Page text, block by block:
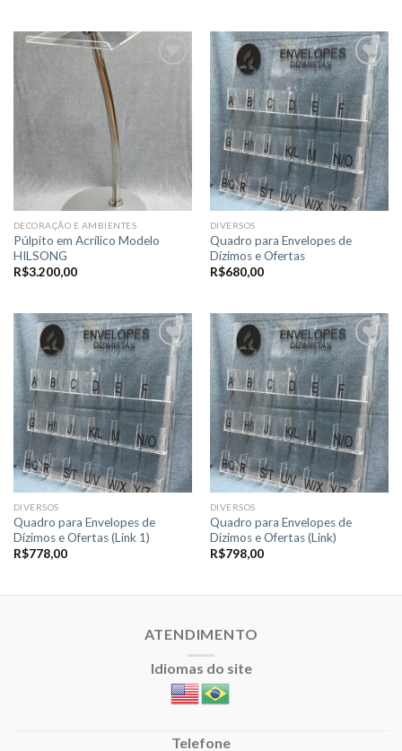
DECORAÇÃO E AMBIENTES
Púlpito em Acrílico Modelo
HILSONG
R$3.200,00
Adicionar
a lista de
desejos
DIVERSOS
Quadro para Envelopes de
Dízimos e Ofertas
R$680,00
Adicionar
a lista de
desejos
DIVERSOS
Quadro para Envelopes de
Dízimos e Ofertas (Link 1)
R$778,00
Adicionar
a lista de
desejos
DIVERSOS
Quadro para Envelopes de
Dízimos e Ofertas (Link)
R$798,00
ATENDIMENTO
Idiomas do site
Telefone